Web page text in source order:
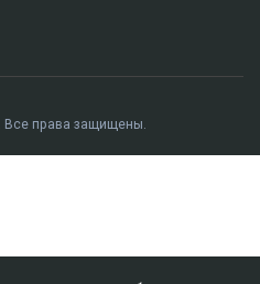
Все права защищены.